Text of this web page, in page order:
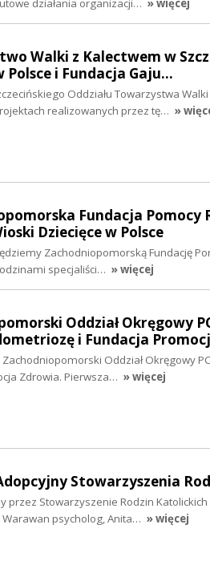
działania organizacji… » więcej
Walki z Kalectwem w
Polsce i Fundacja Gaju…
Oddziału Towarzystwa
realizowanych przez tę… »
Fundacja Pomocy
Dziecięce w Polsce
Zachodniopomorską Fundację
specjaliści… » więcej
Oddział Okręgowy
i Fundacja
Oddział Okręgowy
Zdrowia. Pierwsza… » więcej
Stowarzyszenia
przez Stowarzyszenie Rodzin
psycholog, Anita… » więcej